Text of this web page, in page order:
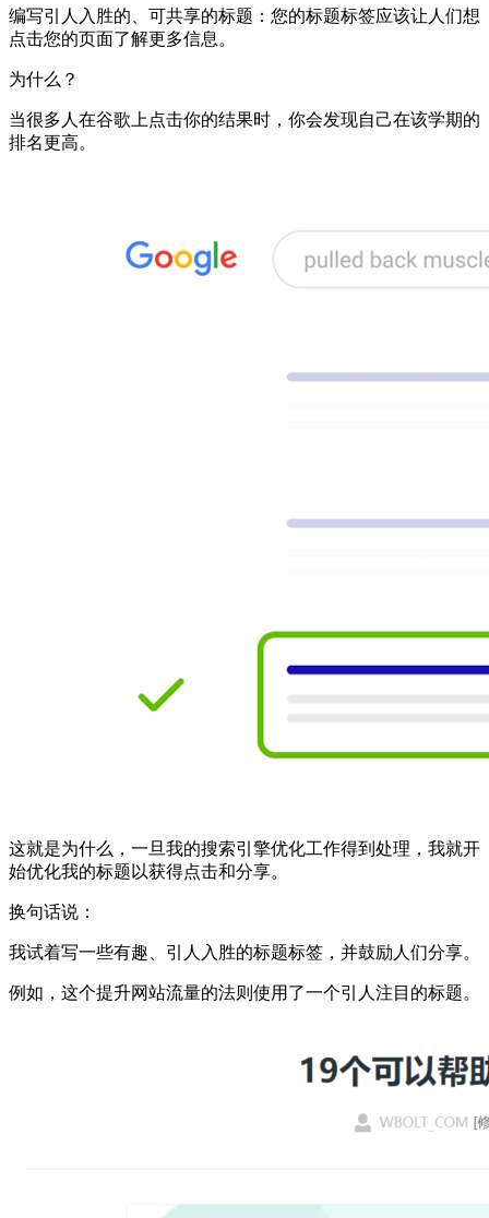
编写引人入胜的、可共享的标题：您的标题标签应该让人们想
点击您的页面了解更多信息。
为什么？
当很多人在谷歌上点击你的结果时，你会发现自己在该学期的
排名更高。
这就是为什么，一旦我的搜索引擎优化工作得到处理，我就开
始优化我的标题以获得点击和分享。
换句话说：
我试着写一些有趣、引人入胜的标题标签，并鼓励人们分享。
例如，这个提升网站流量的法则使用了一个引人注目的标题。